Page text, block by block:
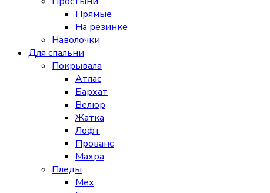
Прямые
На резинке
Наволочки
Для спальни
Покрывала
Атлас
Бархат
Велюр
Жатка
Лофт
Прованс
Махра
Пледы
Мех